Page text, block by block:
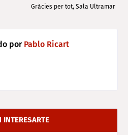
Gràcies per tot, Sala Ultramar
porPablo Ricart
INTERESARTE